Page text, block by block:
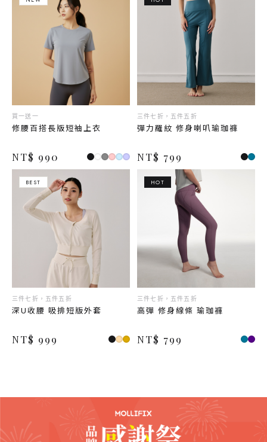
買一送一
修腰百搭長版短袖上衣
NT$ 990
三件七折，五件五折
彈力羅紋 修身喇叭瑜珈褲
NT$ 799
BEST
三件七折，五件五折
深U收腰 吸排短版外套
NT$ 999
HOT
三件七折，五件五折
高彈 修身線條 瑜珈褲
NT$ 799